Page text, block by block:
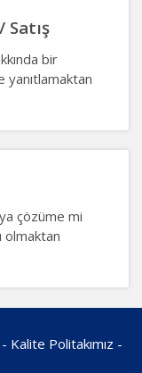
Satış
bir
yanıtlamaktan
çözüme mi
olmaktan
- Kalite Politakımız -